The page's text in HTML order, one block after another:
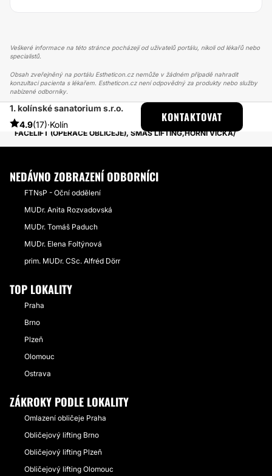
Veškeré informace na této stránce pocházejí od uživatelů portálu, nikoli od lékařů nebo
specialistů.
Obsah zveřejněný na portálu Estheticon.cz nemůže v žádném případě nahradit
konzultaci pacienta s lékařem. Estheticon.cz není odpovědný za produkty nebo služby
nabízené odborníky.
1. kolínské sanatorium s.r.o.
4.9(17)·Kolín
KONTAKTOVAT
ESTHETICON
PŘÍBĚHY
PŘÍBĚHY TÝKAJÍCÍ SE ZÁKROKU FACELIFT
FACELIFT (OPERACE OBLIČEJE), SMAS LIFTING,HORNÍ VÍČKA
NEDÁVNO ZOBRAZENÍ ODBORNÍCI
FTNsP - Oční oddělení
MUDr. Anita Rozvadovská
MUDr. Tomáš Paduch
MUDr. Elena Foltýnová
prim. MUDr. CSc. Alfréd Dörr
TOP LOKALITY
Praha
Brno
Plzeň
Olomouc
Ostrava
ZÁKROKY PODLE LOKALITY
Omlazení obličeje Praha
Obličejový lifting Brno
Obličejový lifting Plzeň
Obličejový lifting Olomouc